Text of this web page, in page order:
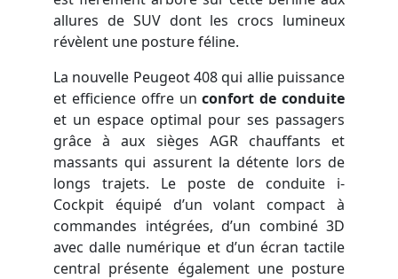
allures de SUV dont les crocs lumineux
révèlent une posture féline.
La nouvelle Peugeot 408 qui allie puissance
et efficience offre unconfort de conduite
et un espace optimal pour ses passagers
grâce à aux sièges AGR chauffants et
massants qui assurent la détente lors de
longs trajets. Le poste de conduite i-
Cockpit équipé d’un volant compact à
commandes intégrées, d’un combiné 3D
avec dalle numérique et d’un écran tactile
central présente également une posture